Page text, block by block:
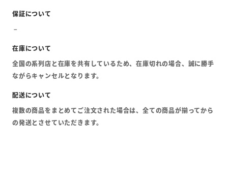
全国の系列店と在庫を共有しているため、在庫切れの場合、誠に勝手
ながらキャンセルとなります。
複数の商品をまとめてご注文された場合は、全ての商品が揃ってから
の発送とさせていただきます。